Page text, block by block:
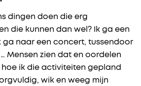
dingen doen die erg
die kunnen dan wel? Ik ga een
ga naar een concert, tussendoor
Mensen zien dat en oordelen
ik die activiteiten gepland
wik en weeg mijn